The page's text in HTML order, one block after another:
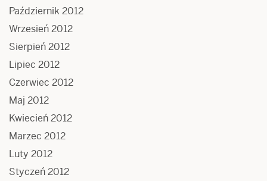
Październik 2012
Wrzesień 2012
Sierpień 2012
Lipiec 2012
Czerwiec 2012
Maj 2012
Kwiecień 2012
Marzec 2012
Luty 2012
Styczeń 2012